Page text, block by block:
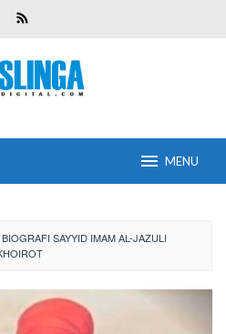
MENU
BIOGRAFI SAYYID IMAM AL-JAZULI